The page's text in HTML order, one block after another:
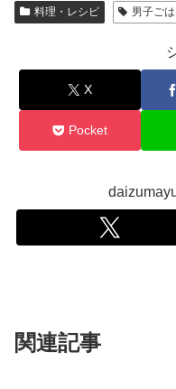
料理・レシピ 男子ご
X
Pocket
関連記事